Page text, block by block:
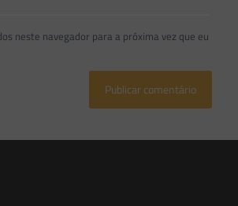
neste navegador para a próxima vez que eu